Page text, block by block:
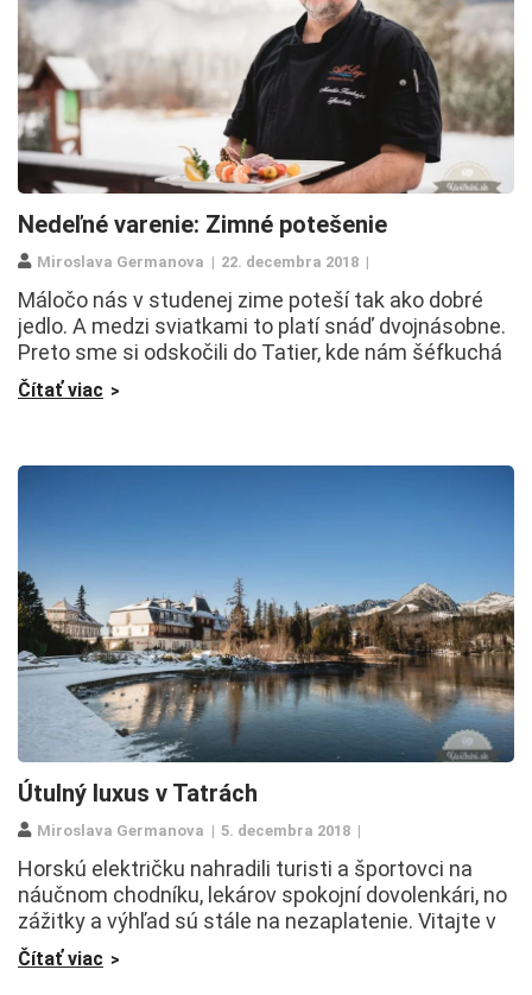
Nedeľné varenie: Zimné potešenie
Miroslava Germanova 22. decembra 2018
Máločo nás v studenej zime poteší tak ako dobré
jedlo. A medzi sviatkami to platí snáď dvojnásobne.
Preto sme si odskočili do Tatier, kde nám šéfkuchá
Čítať viac
Útulný luxus v Tatrách
Miroslava Germanova 5. decembra 2018
Horskú električku nahradili turisti a športovci na
náučnom chodníku, lekárov spokojní dovolenkári, no
zážitky a výhľad sú stále na nezaplatenie. Vitajte v
Čítať viac